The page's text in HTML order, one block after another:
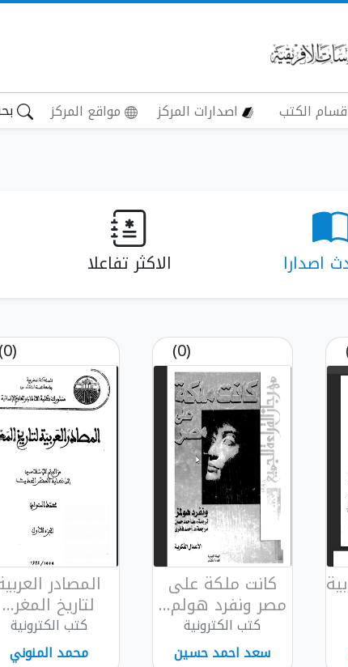
الكتب اصدارات المركز مواقع المركز بحث
اصدارا الاكثر تفاعلا
(0)
كانت ملكة على
مصر ونفرد هولم...
كتب الكترونية
سعد احمد حسين
(0)
المصادر
لتاريخ المغر...
كتب الكترونية
محمد المنوني